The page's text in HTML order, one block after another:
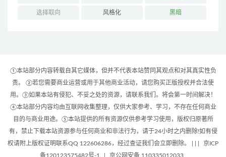
选择取向 风格化 黑暗
①本站部分内容转载自其它媒体，但并不代表本站赞同其观点和对其真实性负
责。 ②若您需要商业运营或用于其他商业活动，请您购买正版授权并合法使
用。③如果本站有侵犯、不妥之处的资源，请联系我们。将会第一时间解决！
④本站部分内容均由互联网收集整理，仅供大家参考、学习，不存在任何商业
目的与商业用途。⑤本站提供的所有资源仅供参考学习使用，版权归原著所
有，禁止下载本站资源参与任何商业和非法行为，请于24小时之内删除!如有侵
权请附上版权证明联系QQ 122606286，经过查证我们会立即删除。 | |
京ICP
备120123575482号-1
京公网安备 110335012033